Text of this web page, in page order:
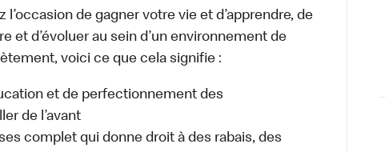
l’occasion de gagner votre vie et d’apprendre, de
et d’évoluer au sein d’un environnement de
voici ce que cela signifie :
et de perfectionnement des
de l’avant
complet qui donne droit à des rabais, des